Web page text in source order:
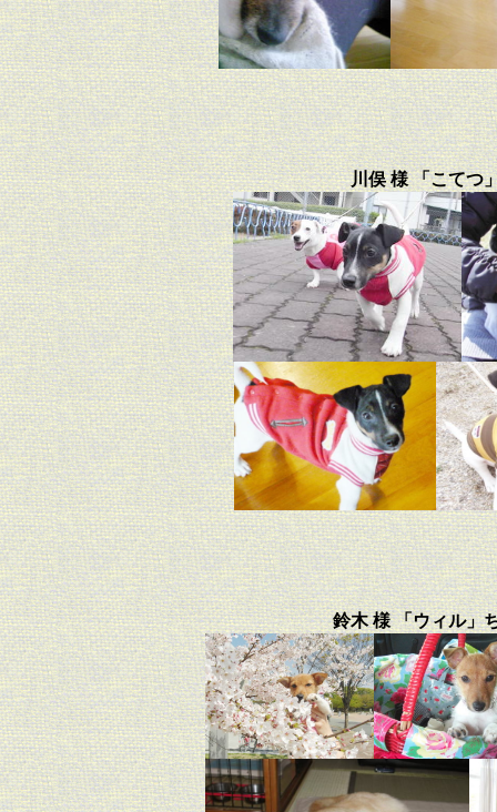
川俣 様 「こてつ
鈴木 様 「ウィル